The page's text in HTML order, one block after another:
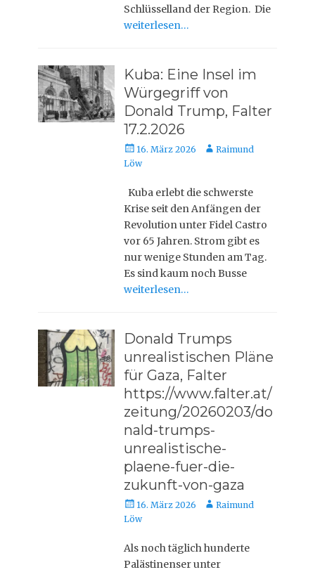
Schlüsselland der Region. Die
weiterlesen…
Kuba: Eine Insel im
Würgegriff von
Donald Trump, Falter
17.2.2026
Veröffentlicht
am
16. März 2026 AutorRaimund
Löw
Kuba erlebt die schwerste
Krise seit den Anfängen der
Revolution unter Fidel Castro
vor 65 Jahren. Strom gibt es
nur wenige Stunden am Tag.
Es sind kaum noch Busse
weiterlesen…
Donald Trumps
unrealistischen Pläne
für Gaza, Falter
https://www.falter.at/
zeitung/20260203/do
nald-trumps-
unrealistische-
plaene-fuer-die-
zukunft-von-gaza
Veröffentlicht
am
16. März 2026 AutorRaimund
Löw
Als noch täglich hunderte
Palästinenser unter